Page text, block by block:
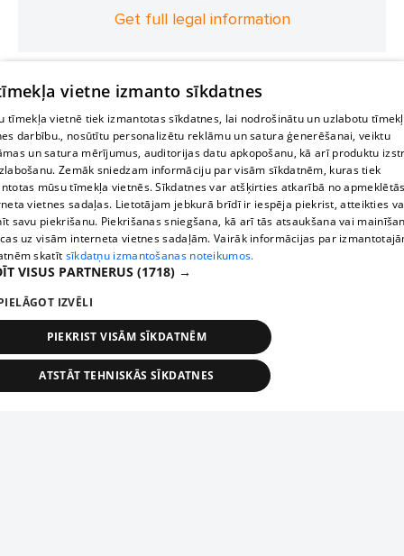
Get full legal information
vietne izmanto sīkdatnes
tīmekļa vietnē tiek izmantotas sīkdatnes, lai nodrošinātu un uzlabotu
darbību., nosūtītu personalizētu reklāmu un satura ģenerēšanai, veiktu
un satura mērījumus, auditorijas datu apkopošanu, kā arī produktu
Zemāk sniedzam informāciju par visām sīkdatnēm, kuras tiek
mūsu tīmekļa vietnēs. Sīkdatnes var atšķirties atkarībā no
vietnes sadaļas. Lietotājam jebkurā brīdī ir iespēja piekrist, atteikties
savu piekrišanu. Piekrišanas sniegšana, kā arī tās atsaukšana vai
uz visām interneta vietnes sadaļām. Vairāk informācijas par
skatīt sīkdatņu izmantošanas noteikumos.
VISUS PARTNERUS (1718) →
IZVĒLI
PIEKRIST VISĀM SĪKDATNĒM
ATSTĀT TEHNISKĀS SĪKDATNES